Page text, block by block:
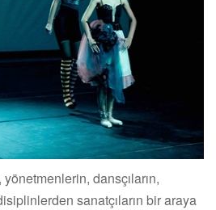
dansçıların,
sanatçıların bir araya